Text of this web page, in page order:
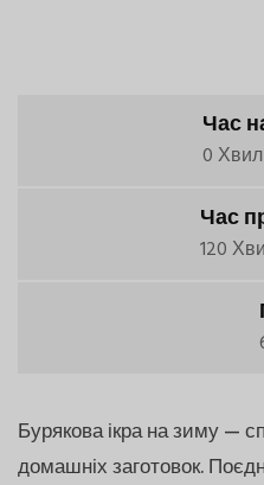
Час
0
Час
120
Бурякова ікра на зиму —
домашніх заготовок.